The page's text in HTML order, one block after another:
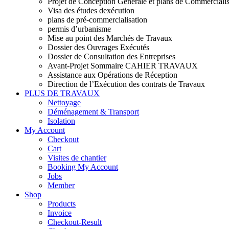
Visa des études dexécution
plans de pré-commercialisation
permis d’urbanisme
Mise au point des Marchés de Travaux
Dossier des Ouvrages Exécutés
Dossier de Consultation des Entreprises
Avant-Projet Sommaire CAHIER TRAVAUX
Assistance aux Opérations de Réception
Direction de l’Exécution des contrats de Travaux
PLUS DE TRAVAUX
Nettoyage
Déménagement & Transport
Isolation
My Account
Checkout
Cart
Visites de chantier
Booking My Account
Jobs
Member
Shop
Products
Invoice
Checkout-Result